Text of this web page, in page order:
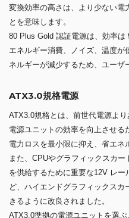
変換効率の高さは、より少ない電
とを意味します。
80 Plus Gold 認証電源は、効率は
エネルギー消費、ノイズ、温度が
ネルギーが減少するため、ユーザ
ATX3.0規格電源
ATX3.0規格とは、前世代電源よ
電源ユニットの効率を向上させる
電力ロスを最小限に抑え、省エネ
また、CPUやグラフィックスカ
を供給するために重要な12V レ
ど、ハイエンドグラフィックス
きるように改良されました。
ATX3.0準拠の電源ユニットを選